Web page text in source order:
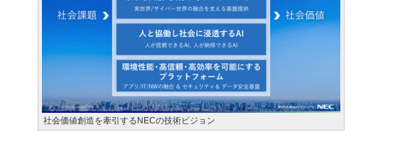
社会価値創造を牽引するNECの技術ビジョン